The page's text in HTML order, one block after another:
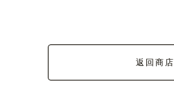
返回商店